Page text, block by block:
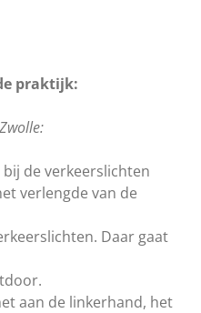
praktijk:
de verkeerslichten
verlengde van de
Daar gaat
aan de linkerhand, het